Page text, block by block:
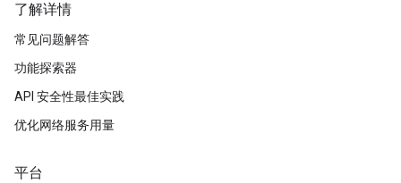
了解详情
常见问题解答
功能探索器
API 安全性最佳实践
优化网络服务用量
平台